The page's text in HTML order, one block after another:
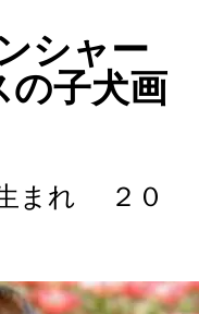
シャー
子犬画
まれ
２０